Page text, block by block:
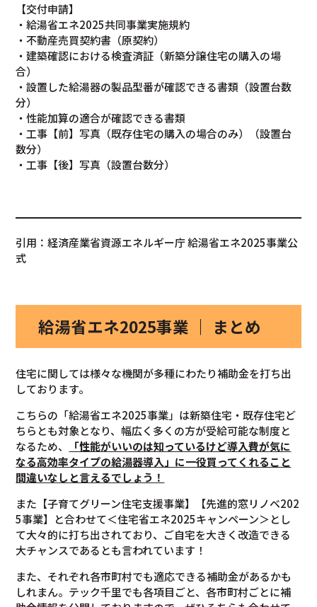
【交付申請】
・給湯省エネ2025共同事業実施規約
・不動産売買契約書（原契約）
・建築確認における検査済証（新築分譲住宅の購入の場
合）
・設置した給湯器の製品型番が確認できる書類（設置台数
分）
・性能加算の適合が確認できる書類
・工事【前】写真（既存住宅の購入の場合のみ）（設置台
数分）
・工事【後】写真（設置台数分）
引用：経済産業省資源エネルギー庁 給湯省エネ2025事業公
式
給湯省エネ2025事業 ｜ まとめ
住宅に関しては様々な機関が多種にわたり補助金を打ち出
しております。
こちらの「給湯省エネ2025事業」は新築住宅・既存住宅ど
ちらとも対象となり、幅広く多くの方が受給可能な制度と
なるため、
「性能がいいのは知っているけど導入費が気に
なる高効率タイプの給湯器導入」に一役買ってくれること
間違いなしと言えるでしょう！
また【子育てグリーン住宅支援事業】【先進的窓リノベ202
5事業】と合わせて＜住宅省エネ2025キャンペーン＞とし
て大々的に打ち出されており、ご自宅を大きく改造できる
大チャンスであるとも言われています！
また、それぞれ各市町村でも適応できる補助金があるかも
しれまん。テック千里でも各項目ごと、各市町村ごとに補